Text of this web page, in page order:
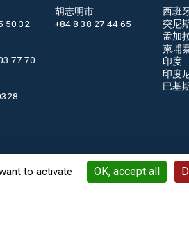
to activate OK, accept all
50 32
77 70
胡志明市
+84 8 38 27 44 65
西班
突尼
孟加
柬埔
印度
印度
巴基